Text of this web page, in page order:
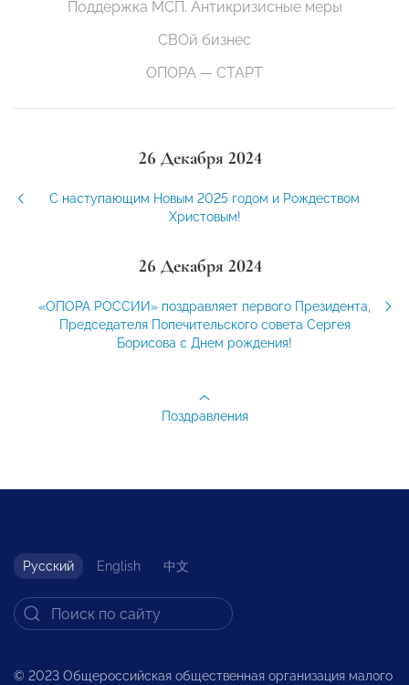
Поддержка МСП. Антикризисные меры
СВОй бизнес
ОПОРА — СТАРТ
26 Декабря 2024
С наступающим Новым 2025 годом и Рождеством
Христовым!
26 Декабря 2024
«ОПОРА РОССИИ» поздравляет первого Президента,
Председателя Попечительского совета Сергея
Борисова с Днем рождения!
Поздравления
Русский English 中文
© 2023 Общероссийская общественная организация малого